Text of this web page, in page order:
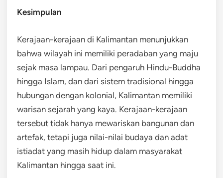
Kesimpulan
Kerajaan-kerajaan di Kalimantan menunjukkan
bahwa wilayah ini memiliki peradaban yang maju
sejak masa lampau. Dari pengaruh Hindu-Buddha
hingga Islam, dan dari sistem tradisional hingga
hubungan dengan kolonial, Kalimantan memiliki
warisan sejarah yang kaya. Kerajaan-kerajaan
tersebut tidak hanya mewariskan bangunan dan
artefak, tetapi juga nilai-nilai budaya dan adat
istiadat yang masih hidup dalam masyarakat
Kalimantan hingga saat ini.